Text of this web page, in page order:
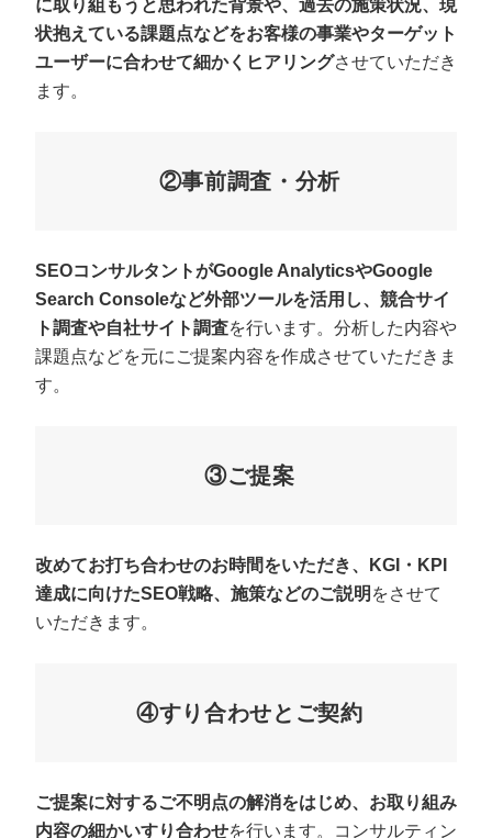
に取り組もうと思われた背景や、過去の施策状況、現
状抱えている課題点などをお客様の事業やターゲット
ユーザーに合わせて細かくヒアリングさせていただき
ます。
②事前調査・分析
SEOコンサルタントがGoogle AnalyticsやGoogle
Search Consoleなど外部ツールを活用し、競合サイ
ト調査や自社サイト調査を行います。分析した内容や
課題点などを元にご提案内容を作成させていただきま
す。
③ご提案
改めてお打ち合わせのお時間をいただき、KGI・KPI
達成に向けたSEO戦略、施策などのご説明 をさせて
いただきます。
④すり合わせとご契約
ご提案に対するご不明点の解消をはじめ、お取り組み
内容の細かいすり合わせを行います。コンサルティン